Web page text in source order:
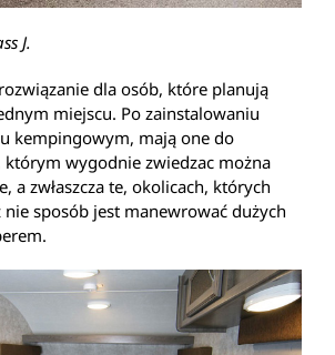
J.
dla osób, które planują
miejscu. Po zainstalowaniu
kempingowym, mają one do
którym wygodnie zwiedzac można
a zwłaszcza te, okolicach, których
sposób jest manewrować dużych